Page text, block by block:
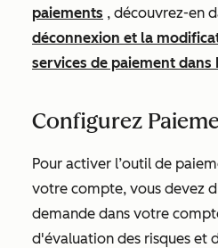
paiements , découvrez-en
déconnexion et la
services de paiement dans
Configurez
Pour activer l’outil de
votre compte, vous devez
demande dans votre
d'évaluation des risques et